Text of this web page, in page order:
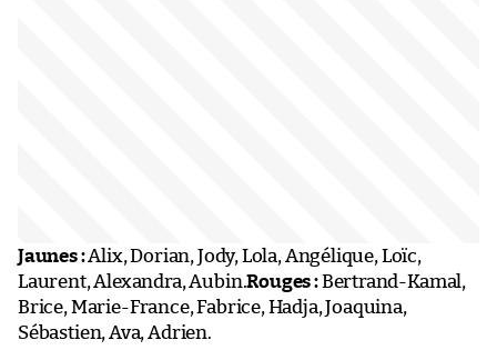
Jaunes :Alix, Dorian, Jody, Lola, Angélique, Loïc,
Laurent, Alexandra, Aubin.Rouges :Bertrand-Kamal,
Brice, Marie-France, Fabrice, Hadja, Joaquina,
Sébastien, Ava, Adrien.